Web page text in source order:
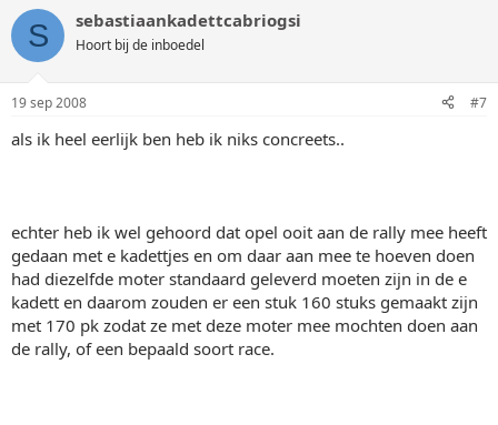
S sebastiaankadettcabriogsi
Hoort bij de inboedel
19 sep 2008 #7
als ik heel eerlijk ben heb ik niks concreets..
echter heb ik wel gehoord dat opel ooit aan de rally mee heeft
gedaan met e kadettjes en om daar aan mee te hoeven doen
had diezelfde moter standaard geleverd moeten zijn in de e
kadett en daarom zouden er een stuk 160 stuks gemaakt zijn
met 170 pk zodat ze met deze moter mee mochten doen aan
de rally, of een bepaald soort race.